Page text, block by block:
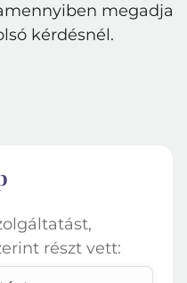
megadja
kérdésnél.
részt vett: